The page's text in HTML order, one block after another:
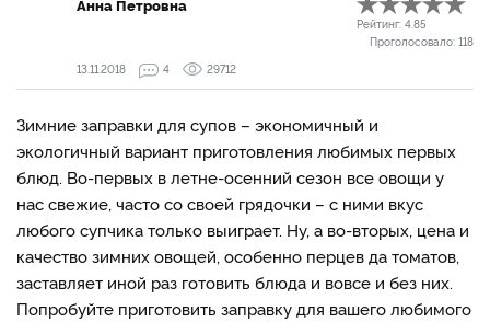
Анна Петровна
Рейтинг: 4.85
Проголосовало: 118
13.11.2018
4 29712
Зимние заправки для супов – экономичный и
экологичный вариант приготовления любимых первых
блюд. Во-первых в летне-осенний сезон все овощи у
нас свежие, часто со своей грядочки – с ними вкус
любого супчика только выиграет. Ну, а во-вторых, цена и
качество зимних овощей, особенно перцев да томатов,
заставляет иной раз готовить блюда и вовсе и без них.
Попробуйте приготовить заправку для вашего любимого